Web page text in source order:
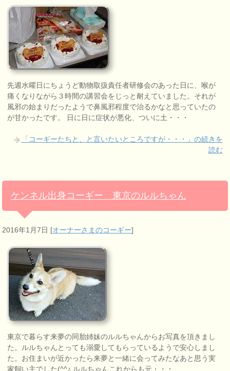
先週水曜日にちょうど動物取扱責任者研修会のあった日に、喉が
痛くなりながら３時間の講習会をじっと耐えていました。それが
風邪の始まりだったようで鼻風邪程度で治るかなと思っていたの
が甘かったです。 日に日に症状が悪化、ついに土・・・
「コーギーたちと、と言いたいところですが・・・」の続きを
読む
ケンネル出身コーギー 東京のルルちゃん
2016年1月7日 [オーナーさまのコーギー]
東京で暮らす来夢の同胎姉妹のルルちゃんからお写真を頂きまし
た。ルルちゃんとっても溺愛してもらっているようで安心しまし
た。お住まいが近かったら来夢と一緒に会ってみたなあと思う実
家飼い主でした(^^♪ ルルちゃんこれからも元・・・